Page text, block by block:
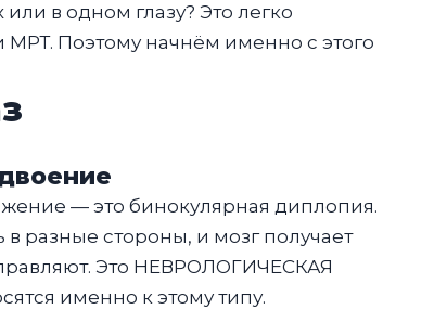
в одном глазу? Это легко
МРТ. Поэтому начнём именно с этого
— это бинокулярная диплопия.
в разные стороны, и мозг получает
Это НЕВРОЛОГИЧЕСКАЯ
именно к этому типу.